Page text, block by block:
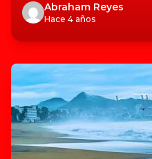
Abraham Reyes
Hace 4 años